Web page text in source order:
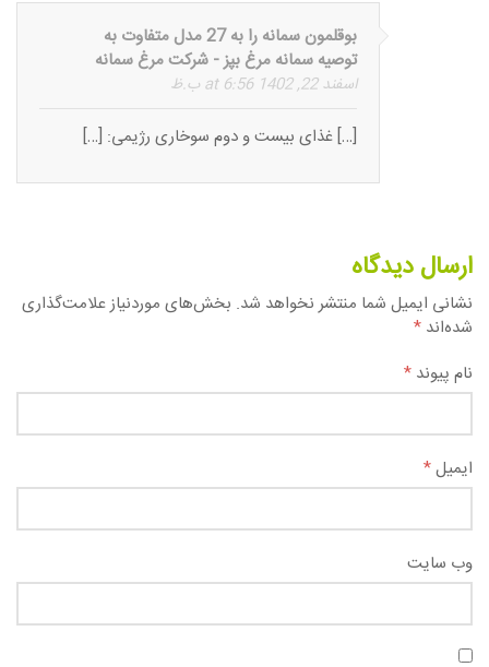
بوقلمون سمانه را به 27 مدل متفاوت به
توصیه سمانه مرغ بپز - شرکت مرغ سمانه
اسفند 22, 1402 at 6:56 ب.ظ
[…] غذای بیست و دوم سوخاری رژیمی: […]
ارسال دیدگاه
نشانی ایمیل شما منتشر نخواهد شد. بخش‌های موردنیاز علامت‌گذاری
شده‌اند *
نام پیوند *
ایمیل*
وب سایت